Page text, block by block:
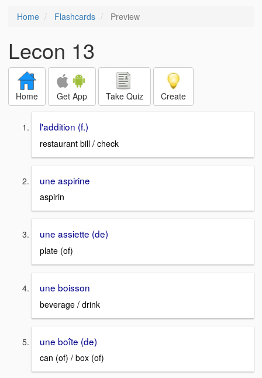
Home Flashcards Preview
Lecon 13
Home Get App Take Quiz Create
l'addition (f.)
restaurant bill / check
une aspirine
aspirin
une assiette (de)
plate (of)
une boisson
beverage / drink
une boîte (de)
can (of) / box (of)